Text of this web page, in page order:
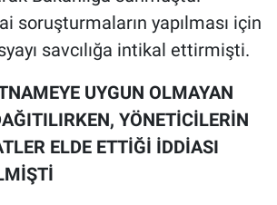
soruşturmaların yapılması için
savcılığa intikal ettirmişti.
UYGUN OLMAYAN
YÖNETİCİLERİN
ELDE ETTİĞİ İDDİASI